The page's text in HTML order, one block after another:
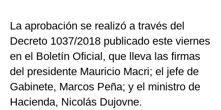
La aprobación se realizó a través del
Decreto 1037/2018 publicado este viernes
en el Boletín Oficial, que lleva las firmas
del presidente Mauricio Macri; el jefe de
Gabinete, Marcos Peña; y el ministro de
Hacienda, Nicolás Dujovne.